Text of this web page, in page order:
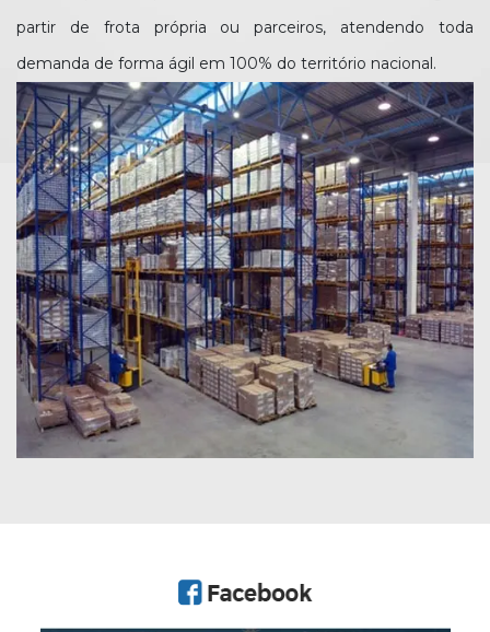
partir de frota própria ou parceiros, atendendo toda
demanda de forma ágil em 100% do território nacional.